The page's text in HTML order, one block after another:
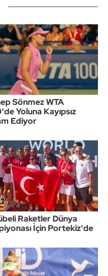
Sönmez WTA
Yoluna Kayıpsız
Ediyor
Raketler Dünya
İçin Portekiz'de